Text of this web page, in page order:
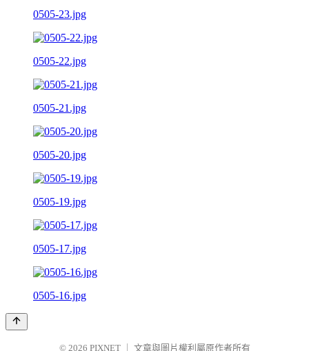
0505-23.jpg
0505-22.jpg
0505-21.jpg
0505-20.jpg
0505-19.jpg
0505-17.jpg
0505-16.jpg
© 2026 PIXNET 文章與圖片權利屬原作者所有